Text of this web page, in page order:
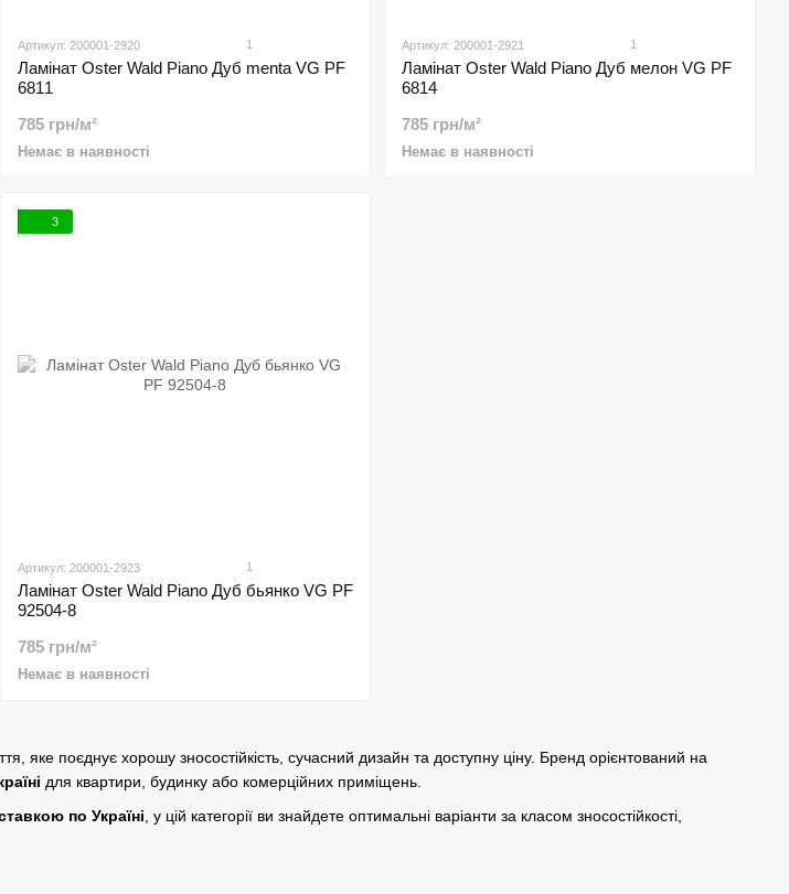
яке поєднує хорошу зносостійкість, сучасний дизайн та доступну ціну. Бренд орієнтований на
для квартири, будинку або комерційних приміщень.
по Україні , у цій категорії ви знайдете оптимальні варіанти за класом зносостійкості,
Артикул: 200001-2920 1
Ламінат Oster Wald Piano Дуб menta VG PF
6811
785 грн/м²
Немає в наявності
Артикул: 200001-2921 1
Ламінат Oster Wald Piano Дуб мелон VG PF
6814
785 грн/м²
Немає в наявності
3
Артикул: 200001-2923 1
Ламінат Oster Wald Piano Дуб бьянко VG PF
92504-8
785 грн/м²
Немає в наявності